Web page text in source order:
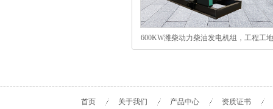
600KW潍柴动力柴油发电机组，工程工
首页 关于我们 产品中心 资质证书